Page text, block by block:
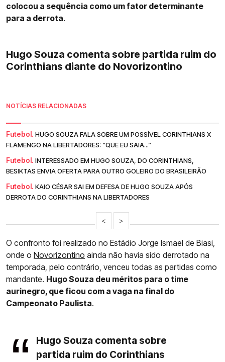
colocou a sequência como um fator determinante
para a derrota.
Hugo Souza comenta sobre partida ruim do
Corinthians diante do Novorizontino
NOTÍCIAS RELACIONADAS
Futebol. HUGO SOUZA FALA SOBRE UM POSSÍVEL CORINTHIANS X
FLAMENGO NA LIBERTADORES: “QUE EU SAIA...”
Futebol. INTERESSADO EM HUGO SOUZA, DO CORINTHIANS,
BESIKTAS ENVIA OFERTA PARA OUTRO GOLEIRO DO BRASILEIRÃO
Futebol. KAIO CÉSAR SAI EM DEFESA DE HUGO SOUZA APÓS
DERROTA DO CORINTHIANS NA LIBERTADORES
< >
O confronto foi realizado no Estádio Jorge Ismael de Biasi,
onde o Novorizontino ainda não havia sido derrotado na
temporada, pelo contrário, venceu todas as partidas como
mandante. Hugo Souza deu méritos para o time
aurinegro, que ficou com a vaga na final do
Campeonato Paulista.
Hugo Souza comenta sobre
partida ruim do Corinthians